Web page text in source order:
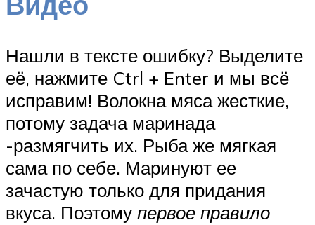
Нашли в тексте ошибку? Выделите
её, нажмите Ctrl + Enter и мы всё
исправим! Волокна мяса жесткие,
потому задача маринада
-размягчить их. Рыба же мягкая
сама по себе. Маринуют ее
зачастую только для придания
вкуса. Поэтому первое правило